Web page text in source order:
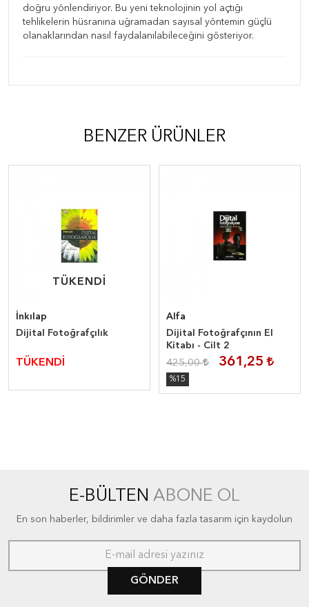
doğru yönlendiriyor. Bu yeni teknolojinin yol açtığı
tehlikelerin hüsranına uğramadan sayısal yöntemin güçlü
olanaklarından nasıl faydalanılabileceğini gösteriyor.
BENZER ÜRÜNLER
TÜKENDİ
TÜKENDİ
İnkılap
Dijital Fotoğrafçılık
TÜKENDİ
Alfa
Dijital Fotoğrafçının El
Kitabı - Cilt 2
425,00 361,25
%15
E-BÜLTEN ABONE OL
En son haberler, bildirimler ve daha fazla tasarım için kaydolun
GÖNDER